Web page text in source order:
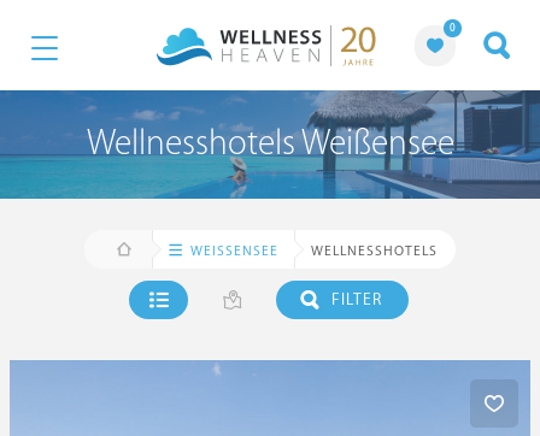
0
Wellnesshotels Weißensee
WEISSENSEE WELLNESSHOTELS
FILTER